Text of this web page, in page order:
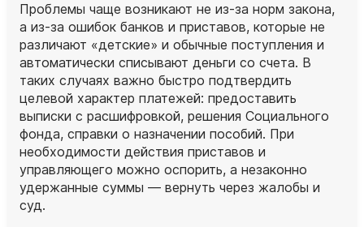
Проблемы чаще возникают не из‑за норм закона,
а из‑за ошибок банков и приставов, которые не
различают «детские» и обычные поступления и
автоматически списывают деньги со счета. В
таких случаях важно быстро подтвердить
целевой характер платежей: предоставить
выписки с расшифровкой, решения Социального
фонда, справки о назначении пособий. При
необходимости действия приставов и
управляющего можно оспорить, а незаконно
удержанные суммы — вернуть через жалобы и
суд.